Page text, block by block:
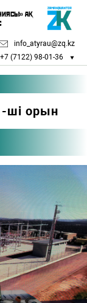
АҚ
info_atyrau@zq.kz
+7 (7122) 98-01-36
ші орын